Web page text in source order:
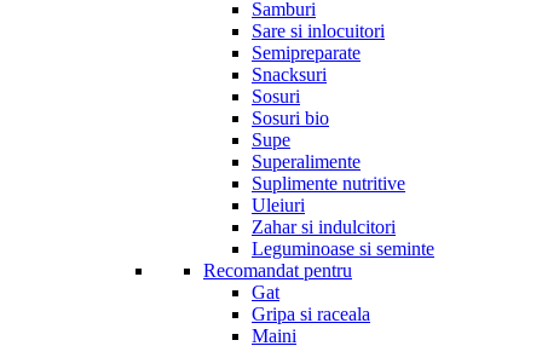
Samburi
Sare si inlocuitori
Semipreparate
Snacksuri
Sosuri
Sosuri bio
Supe
Superalimente
Suplimente nutritive
Uleiuri
Zahar si indulcitori
Leguminoase si seminte
Recomandat pentru
Gat
Gripa si raceala
Maini